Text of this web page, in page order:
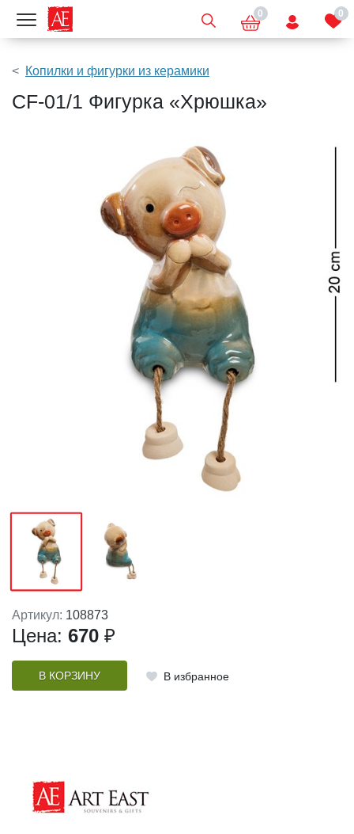
Показать меню 0 0
Копилки и фигурки из керамики
CF-01/1 Фигурка «Хрюшка»
Артикул: 108873
Цена: 670 ₽
В КОРЗИНУ В избранное